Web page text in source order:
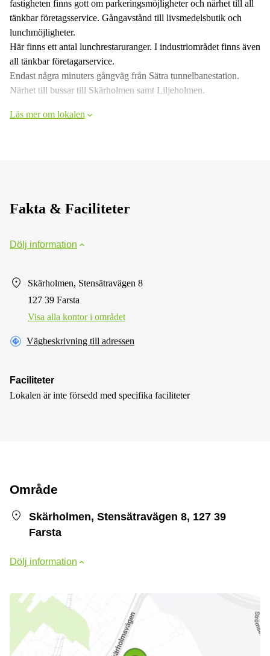
fastigheten finns gott om parkeringsmöjligheter och närhet till all
tänkbar företagsservice. Gångavstånd till livsmedelsbutik och
lunchmöjligheter.
Här finns ett antal lunchrestaruranger. I industriområdet finns även
all tänkbar företagarservice.
Endast några minuters gångväg från Sätra tunnelbanestation.
Närhet till bussar till Skärholmen samt Liljeholmen.
Läs mer om lokalen
Fakta & Faciliteter
Dölj information
Skärholmen, Stensätravägen 8
127 39 Farsta
Visa alla kontor i området
Vägbeskrivning till adressen
Faciliteter
Lokalen är inte försedd med specifika faciliteter
Område
Skärholmen, Stensätravägen 8, 127 39
Farsta
Dölj information